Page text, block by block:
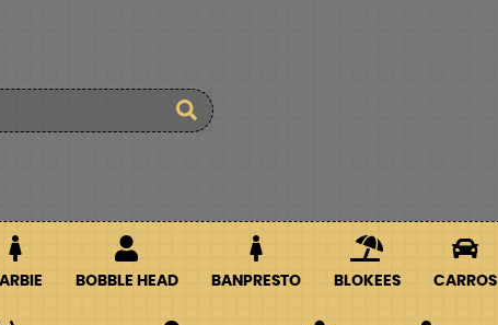
BOBBLE HEAD BANPRESTO BLOKEES CARROS